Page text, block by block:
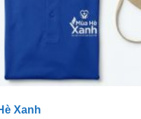
Xanh